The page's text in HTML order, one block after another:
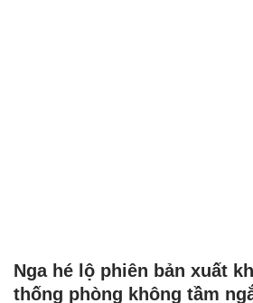
Nga hé lộ phiên bản xuất
thống phòng không tầm